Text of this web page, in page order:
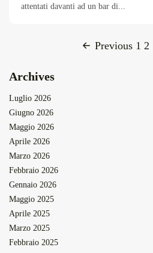
attentati davanti ad un bar di...
Previous 1 2
Archives
Luglio 2026
Giugno 2026
Maggio 2026
Aprile 2026
Marzo 2026
Febbraio 2026
Gennaio 2026
Maggio 2025
Aprile 2025
Marzo 2025
Febbraio 2025